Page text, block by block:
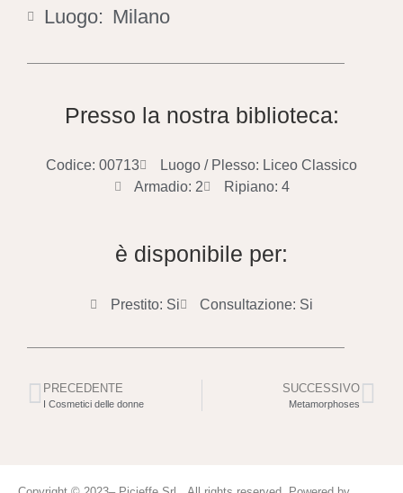
Luogo: Milano
Presso la nostra biblioteca:
Codice: 00713
Luogo / Plesso: Liceo Classico
Armadio: 2
Ripiano: 4
è disponibile per:
Prestito: Si Consultazione: Si
PRECEDENTE
I Cosmetici delle donne
SUCCESSIVO
Metamorphoses